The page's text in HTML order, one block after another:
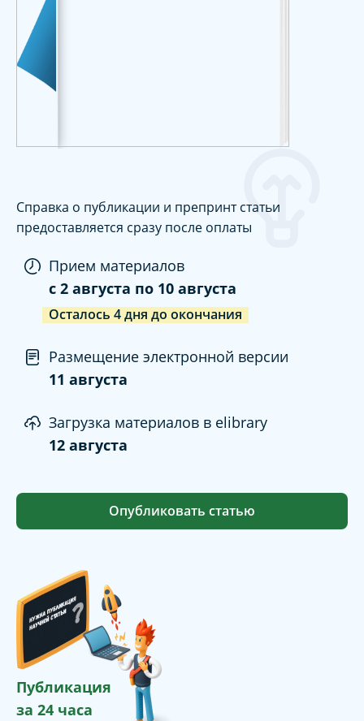
Справка о публикации и препринт статьи
предоставляется сразу после оплаты
Прием материалов
c 2 августа по 10 августа
Осталось 4дня до окончания
Размещение электронной версии
11 августа
Загрузка материалов в elibrary
12 августа
Опубликовать статью
Публикация
за 24 часа